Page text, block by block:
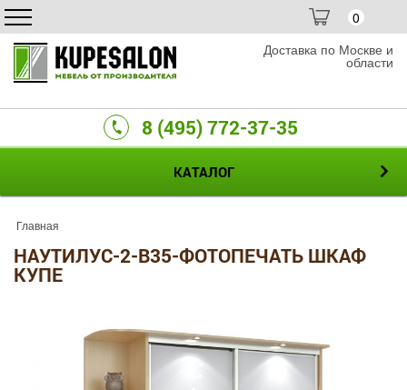
0
Доставка по Москве и
области
8 (495) 772-37-35
КАТАЛОГ
Главная
НАУТИЛУС-2-B35-ФОТОПЕЧАТЬ ШКАФ
КУПЕ